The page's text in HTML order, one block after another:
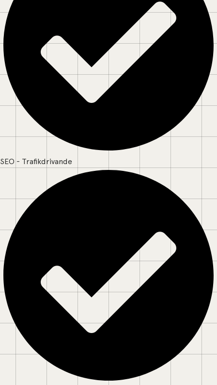
SEO - Trafikdrivande